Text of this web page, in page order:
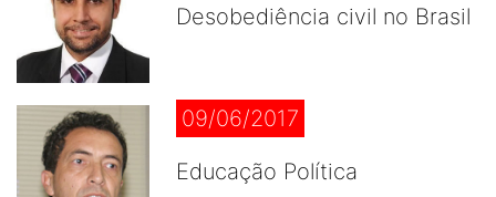
Desobediência civil no Brasil
09/06/2017
Educação Política